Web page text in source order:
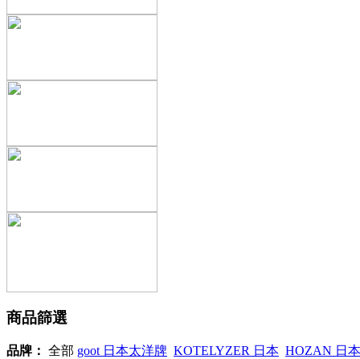
商品篩選
品牌： 全部 goot 日本太洋牌 KOTELYZER 日本 HOZAN 日本